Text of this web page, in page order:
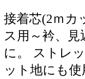
接着芯(2ｍカ
ス用～衿、
に。 ストレ
ット地にも